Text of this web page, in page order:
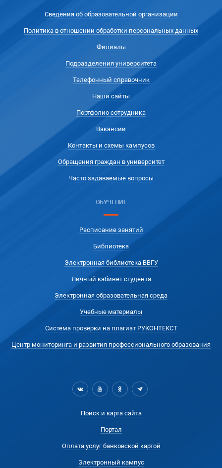
Сведения об образовательной организации
Политика в отношении обработки персональных данных
Филиалы
Подразделения университета
Телефонный справочник
Наши сайты
Портфолио сотрудника
Вакансии
Контакты и схемы кампусов
Обращения граждан в университет
Часто задаваемые вопросы
ОБУЧЕНИЕ
Расписание занятий
Библиотека
Электронная библиотека ВВГУ
Личный кабинет студента
Электронная образовательная среда
Учебные материалы
Система проверки на плагиат РУКОНТЕКСТ
Центр мониторинга и развития профессионального образования
Поиск и карта сайта
Портал
Оплата услуг банковской картой
Электронный кампус